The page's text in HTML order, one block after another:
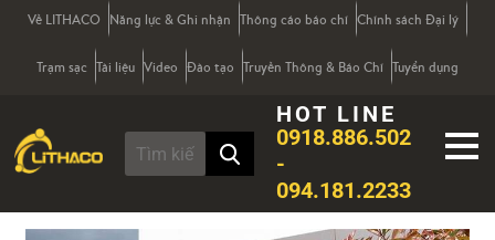
Về LITHACO Năng lực & Ghi nhận Thông cáo báo chí Chính sách Đại lý
Trạm sạc Tài liệu Video Đào tạo Truyền Thông & Báo Chí Tuyển dụng
HOT LINE
0918.886.502
-
094.181.2233